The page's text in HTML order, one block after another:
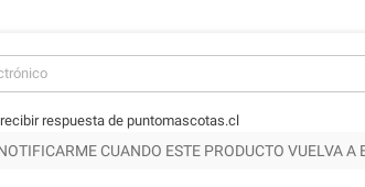
respuesta de puntomascotas.cl
CUANDO ESTE PRODUCTO VUELVA A